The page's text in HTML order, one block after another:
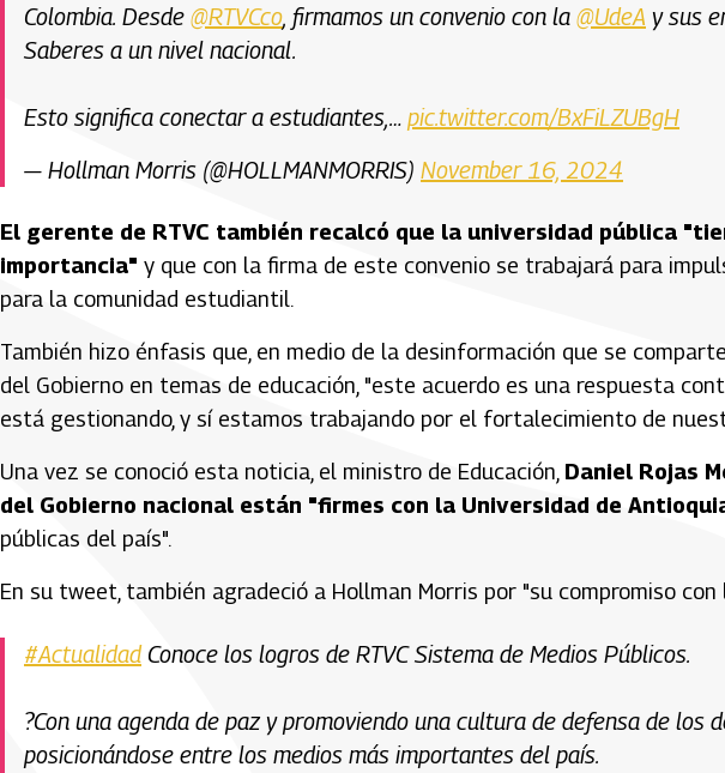
Colombia. Desde @RTVCco, firmamos un convenio con la @UdeA y sus
Saberes a un nivel nacional.
Esto significa conectar a estudiantes,… pic.twitter.com/BxFiLZUBgH
— Hollman Morris (@HOLLMANMORRIS) November 16, 2024
El gerente de RTVC también recalcó que la universidad pública
importancia" y que con la firma de este convenio se trabajará para
para la comunidad estudiantil.
También hizo énfasis que, en medio de la desinformación que se
del Gobierno en temas de educación, "este acuerdo es una respuesta
está gestionando, y sí estamos trabajando por el fortalecimiento de
Una vez se conoció esta noticia, el ministro de Educación, Daniel Rojas
del Gobierno nacional están "firmes con la Universidad de
públicas del país".
En su tweet, también agradeció a Hollman Morris por "su compromiso con
#ActualidadConoce los logros de RTVC Sistema de Medios Públicos.
​?​Con una agenda de paz y promoviendo una cultura de defensa de los
posicionándose entre los medios más importantes del país.